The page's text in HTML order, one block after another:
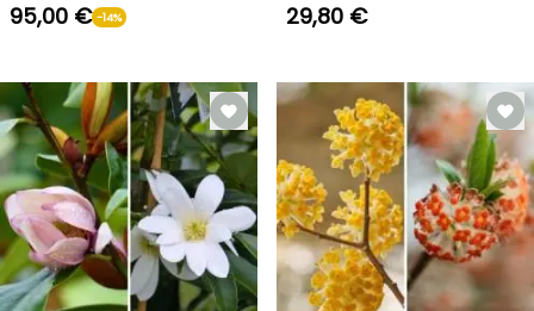
95,00 € -14% 29,80 €